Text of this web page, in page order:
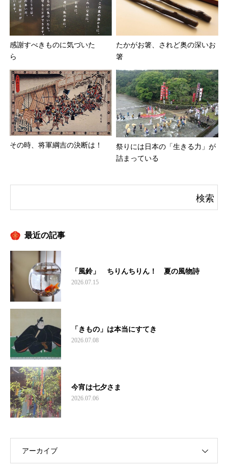
感謝すべきものに気づいた
ら
たかがお箸、されど奥の深いお
箸
その時、将軍綱吉の決断は！
祭りには日本の「生きる力」が
詰まっている
最近の記事
「風鈴」 ちりんちりん！ 夏の風物詩
2026.07.15
「きもの」は本当にすてき
2026.07.08
今宵は七夕さま
2026.07.06
アーカイブ